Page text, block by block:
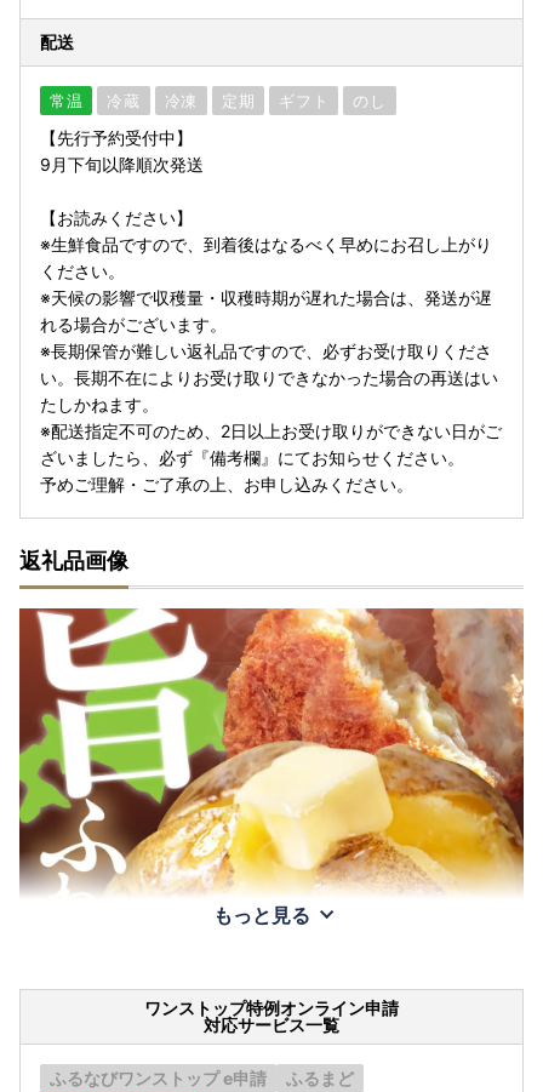
配送
常温 冷蔵 冷凍 定期 ギフト のし
【先行予約受付中】
9月下旬以降順次発送
【お読みください】
※生鮮食品ですので、到着後はなるべく早めにお召し上がり
ください。
※天候の影響で収穫量・収穫時期が遅れた場合は、発送が遅
れる場合がございます。
※長期保管が難しい返礼品ですので、必ずお受け取りくださ
い。長期不在によりお受け取りできなかった場合の再送はい
たしかねます。
※配送指定不可のため、2日以上お受け取りができない日がご
ざいましたら、必ず『備考欄』にてお知らせください。
予めご理解・ご了承の上、お申し込みください。
返礼品画像
もっと見る
ワンストップ特例オンライン申請
対応サービス一覧
ふるなびワンストップ e申請
ふるまど